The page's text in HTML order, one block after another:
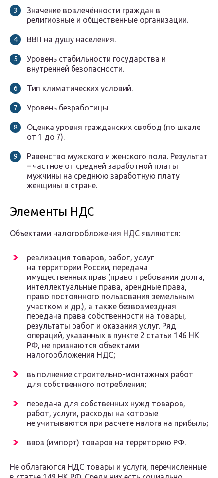
Значение вовлечённости граждан в
религиозные и общественные организации.
ВВП на душу населения.
Уровень стабильности государства и
внутренней безопасности.
Тип климатических условий.
Уровень безработицы.
Оценка уровня гражданских свобод (по шкале
от 1 до 7).
Равенство мужского и женского пола. Результат
– частное от средней заработной платы
мужчины на среднюю заработную плату
женщины в стране.
Элементы НДС
Объектами налогообложения НДС являются:
реализация товаров, работ, услуг
на территории России, передача
имущественных прав (право требования долга,
интеллектуальные права, арендные права,
право постоянного пользования земельным
участком и др.), а также безвозмездная
передача права собственности на товары,
результаты работ и оказания услуг. Ряд
операций, указанных в пункте 2 статьи 146 НК
РФ, не признаются объектами
налогообложения НДС;
выполнение строительно-монтажных работ
для собственного потребления;
передача для собственных нужд товаров,
работ, услуги, расходы на которые
не учитываются при расчете налога на прибыль;
ввоз (импорт) товаров на территорию РФ.
Не облагаются НДС товары и услуги, перечисленные